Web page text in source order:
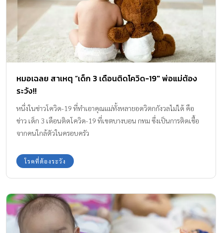
หมอเฉลย สาเหตุ “เด็ก 3 เดือนติดโควิด-19″ พ่อแม่ต้อง
ระวัง!!
หนึ่งในข่าวโควิด-19 ที่ทำเอาคุณแม่ทั้งหลายอดวิตกกังวลไม่ได้ คือ
ข่าว เด็ก 3 เดือนติดโควิด-19 ที่เขตบางบอน กทม ซึ่งเป็นการติดเชื้อ
จากคนใกล้ตัวในครอบครัว
โรคที่ต้องระวัง